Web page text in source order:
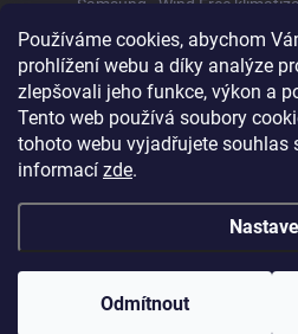
Používáme cookies, abychom
prohlížení webu a díky analýze
zlepšovali jeho funkce, výkon a
Tento web používá soubory
tohoto webu vyjadřujete souhlas
informací zde.
Odmítnout
Samsung - Wind Free
Vytvořil
Copyright 2026 Baxx.cz. Všechna
cookies